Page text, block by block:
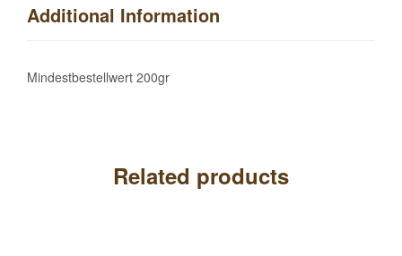
Additional Information
Mindestbestellwert 200gr
Related products